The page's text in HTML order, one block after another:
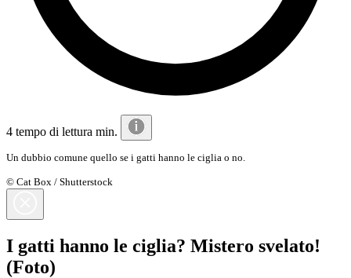
4 tempo di lettura min.
Un dubbio comune quello se i gatti hanno le ciglia o no.
© Cat Box / Shutterstock
I gatti hanno le ciglia? Mistero svelato!
(Foto)